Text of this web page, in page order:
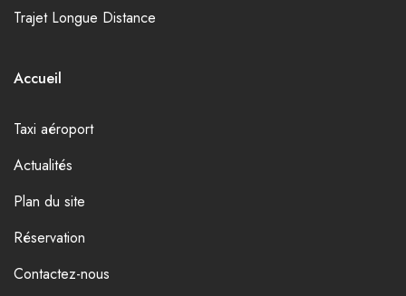
Trajet Longue Distance
Accueil
Taxi aéroport
Actualités
Plan du site
Réservation
Contactez-nous